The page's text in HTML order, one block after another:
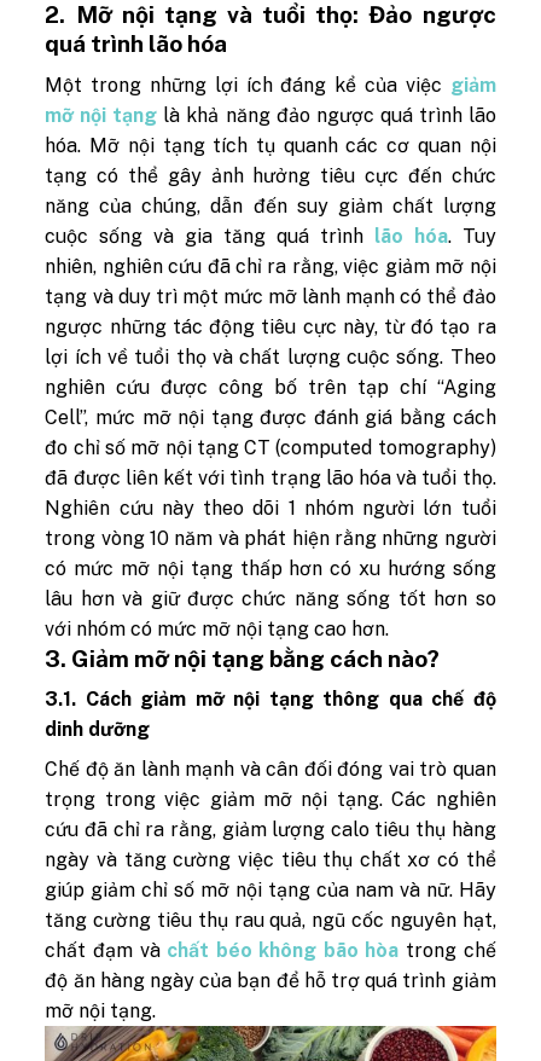
2. Mỡ nội tạng và tuổi thọ: Đảo ngược
quá trình lão hóa
Một trong những lợi ích đáng kể của việc giảm
mỡ nội tạng là khả năng đảo ngược quá trình lão
hóa. Mỡ nội tạng tích tụ quanh các cơ quan nội
tạng có thể gây ảnh hưởng tiêu cực đến chức
năng của chúng, dẫn đến suy giảm chất lượng
cuộc sống và gia tăng quá trình lão hóa. Tuy
nhiên, nghiên cứu đã chỉ ra rằng, việc giảm mỡ nội
tạng và duy trì một mức mỡ lành mạnh có thể đảo
ngược những tác động tiêu cực này, từ đó tạo ra
lợi ích về tuổi thọ và chất lượng cuộc sống. Theo
nghiên cứu được công bố trên tạp chí “Aging
Cell”, mức mỡ nội tạng được đánh giá bằng cách
đo chỉ số mỡ nội tạng CT (computed tomography)
đã được liên kết với tình trạng lão hóa và tuổi thọ.
Nghiên cứu này theo dõi 1 nhóm người lớn tuổi
trong vòng 10 năm và phát hiện rằng những người
có mức mỡ nội tạng thấp hơn có xu hướng sống
lâu hơn và giữ được chức năng sống tốt hơn so
với nhóm có mức mỡ nội tạng cao hơn.
3. Giảm mỡ nội tạng bằng cách nào?
3.1. Cách giảm mỡ nội tạng thông qua chế độ
dinh dưỡng
Chế độ ăn lành mạnh và cân đối đóng vai trò quan
trọng trong việc giảm mỡ nội tạng. Các nghiên
cứu đã chỉ ra rằng, giảm lượng calo tiêu thụ hàng
ngày và tăng cường việc tiêu thụ chất xơ có thể
giúp giảm chỉ số mỡ nội tạng của nam và nữ. Hãy
tăng cường tiêu thụ rau quả, ngũ cốc nguyên hạt,
chất đạm và chất béo không bão hòa trong chế
độ ăn hàng ngày của bạn để hỗ trợ quá trình giảm
mỡ nội tạng.